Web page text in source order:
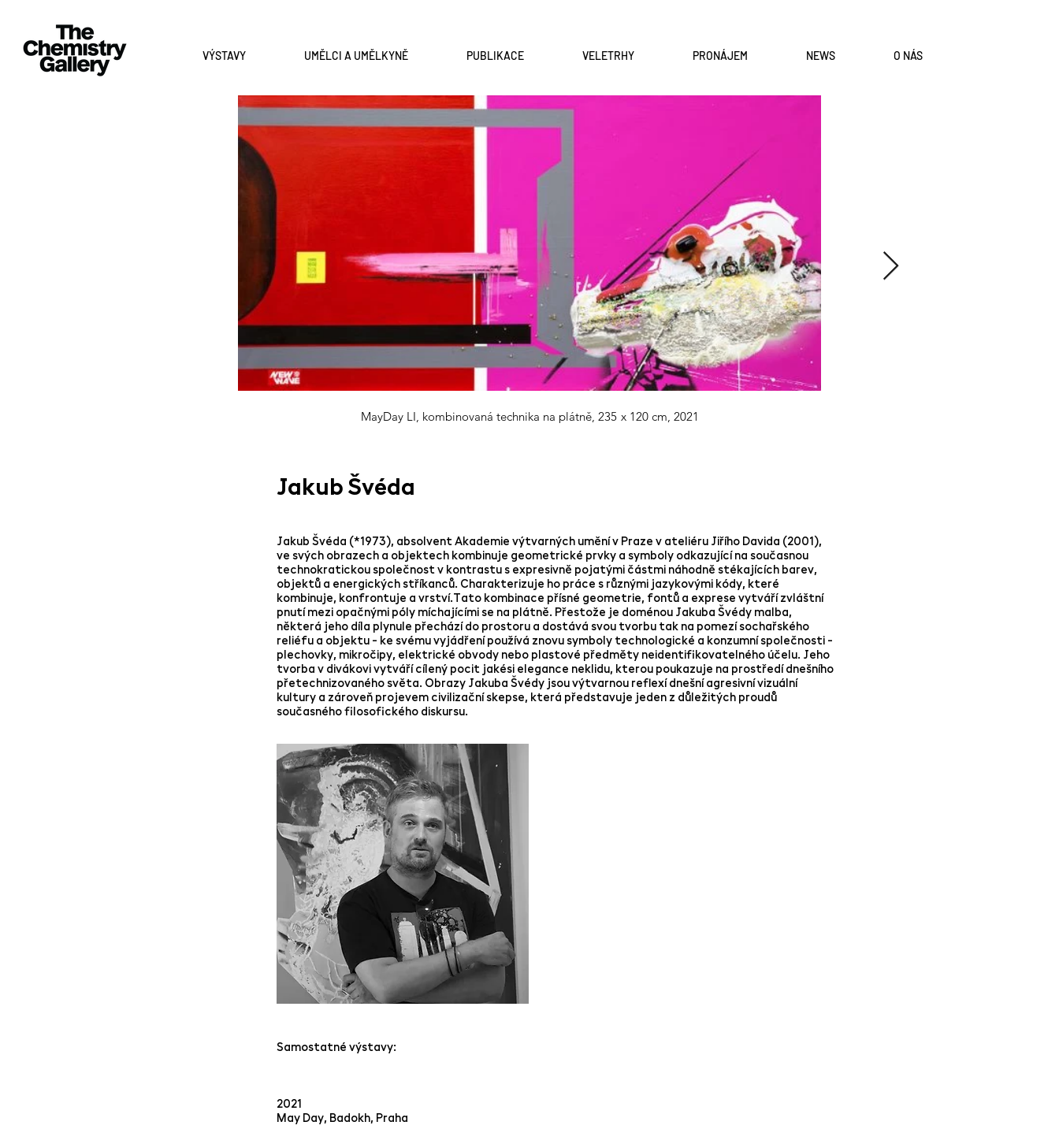
VÝSTAVY UMĚLCI A UMĚLKYNĚ PUBLIKACE VELETRHY PRONÁJEM NEWS O NÁS
MayDay LI, kombinovaná technika na plátně, 235 x 120 cm, 2021
Jakub Švéda
Jakub Švéda (*1973), absolvent Akademie výtvarných umění v Praze v ateliéru Jiřího Davida (2001),
ve svých obrazech a objektech kombinuje geometrické prvky a symboly odkazující na současnou
technokratickou společnost v kontrastu s expresivně pojatými částmi náhodně stékajících barev,
objektů a energických stříkanců. Charakterizuje ho práce s různými jazykovými kódy, které
kombinuje, konfrontuje a vrství.Tato kombinace přísné geometrie, fontů a exprese vytváří zvláštní
pnutí mezi opačnými póly míchajícími se na plátně. Přestože je doménou Jakuba Švédy malba,
některá jeho díla plynule přechází do prostoru a dostává svou tvorbu tak na pomezí sochařského
reliéfu a objektu - ke svému vyjádření používá znovu symboly technologické a konzumní společnosti -
plechovky, mikročipy, elektrické obvody nebo plastové předměty neidentifikovatelného účelu. Jeho
tvorba v divákovi vytváří cílený pocit jakési elegance neklidu, kterou poukazuje na prostředí dnešního
přetechnizovaného světa. Obrazy Jakuba Švédy jsou výtvarnou reflexí dnešní agresivní vizuální
kultury a zároveň projevem civilizační skepse, která představuje jeden z důležitých proudů
současného filosofického diskursu.
Samostatné výstavy:
2021
May Day, Badokh, Praha